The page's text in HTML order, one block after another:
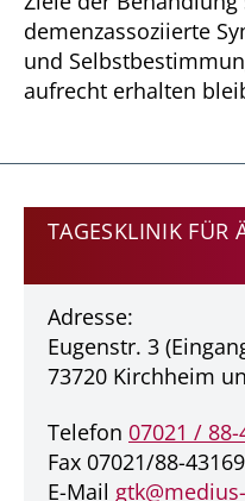
demenzassoziierte
und
aufrecht erhalten
TAGESKLINIK FÜR
Adresse:
Eugenstr. 3
73720 Kirchheim
Telefon 07021 / 88-
Fax 07021/88-43169
E-Mail gtk@